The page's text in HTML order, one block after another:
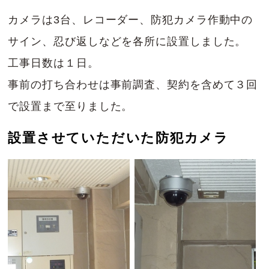
カメラは3台、レコーダー、防犯カメラ作動中の
サイン、忍び返しなどを各所に設置しました。
工事日数は１日。
事前の打ち合わせは事前調査、契約を含めて３回
で設置まで至りました。
設置させていただいた防犯カメラ